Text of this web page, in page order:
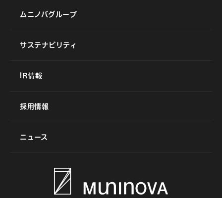
ムニノバグループ
サステナビリティ
IR情報
採用情報
ニュース